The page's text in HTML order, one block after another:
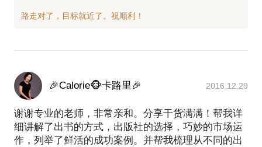
🎉Calorie🐵卡路里🎉 2016.12.29
谢谢专业的老师，非常亲和。分享干货满满！帮我详
细讲解了出书的方式，出版社的选择，巧妙的市场运
作，列举了鲜活的成功案例。并帮我梳理从不同的出